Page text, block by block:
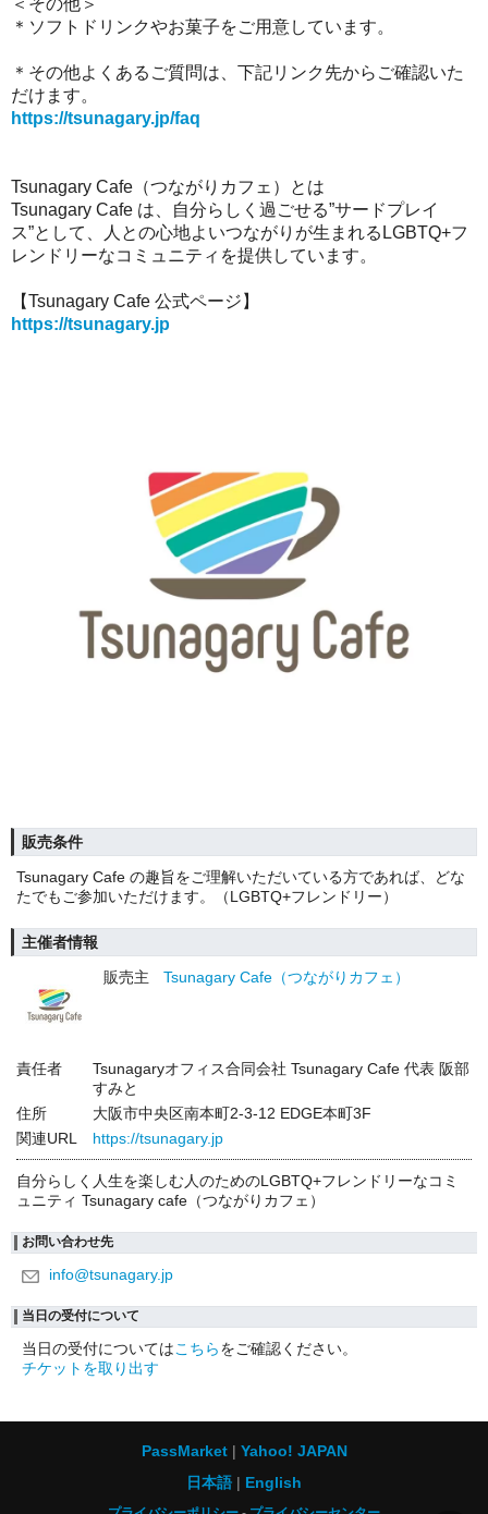
＜その他＞
＊ ソフトドリンクやお菓子をご用意しています。
＊その他よくあるご質問は、下記リンク先からご確認いた
だけます。
https://tsunagary.jp/faq
Tsunagary Cafe（つながりカフェ）とは
Tsunagary Cafe は、自分らしく過ごせる”サードプレイ
ス”として、人との心地よいつながりが生まれるLGBTQ+フ
レンドリーなコミュニティを提供しています。
【Tsunagary Cafe 公式ページ】
https://tsunagary.jp
販売条件
Tsunagary Cafe の趣旨をご理解いただいている方であれば、どな
たでもご参加いただけます。（LGBTQ+フレンドリー）
主催者情報
販売主
Tsunagary Cafe（つながりカフェ）
責任者
Tsunagaryオフィス合同会社 Tsunagary Cafe 代表 阪部
すみと
住所
大阪市中央区南本町2-3-12 EDGE本町3F
関連URL
https://tsunagary.jp
自分らしく人生を楽しむ人のためのLGBTQ+フレンドリーなコミ
ュニティ Tsunagary cafe（つながりカフェ）
お問い合わせ先
info@tsunagary.jp
当日の受付について
当日の受付についてはこちらをご確認ください。
チケットを取り出す
PassMarket
Yahoo! JAPAN
日本語
English